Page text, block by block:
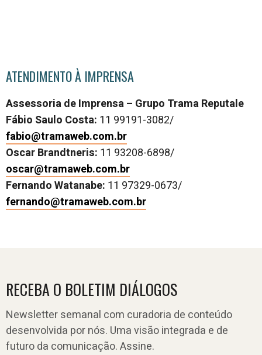
ATENDIMENTO À IMPRENSA
Assessoria de Imprensa – Grupo Trama Reputale
Fábio Saulo Costa: 11 99191-3082/
fabio@tramaweb.com.br
Oscar Brandtneris: 11 93208-6898/
oscar@tramaweb.com.br
Fernando Watanabe: 11 97329-0673/
fernando@tramaweb.com.br
RECEBA O BOLETIM DIÁLOGOS
Newsletter semanal com curadoria de conteúdo
desenvolvida por nós. Uma visão integrada e de
futuro da comunicação. Assine.